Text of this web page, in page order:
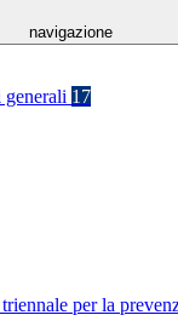
navigazione
17
per la